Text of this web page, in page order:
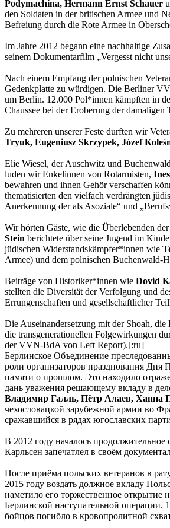
Podymachina, Hermann Ernst Schauer
den Soldaten in der britischen Armee und
Befreiung durch die Rote Armee in
Im Jahre 2012 begann eine nachhaltige
seinem Dokumentarfilm „Vergesst nicht
Nach einem Empfang der polnischen
Gedenkplatte zu würdigen. Die Berliner
um Berlin. 12.000 Pol*innen kämpften in
Chaussee bei der Eroberung der
Zu mehreren unserer Feste durften wir
Tryuk, Eugeniusz Skrzypek, Józef
Elie Wiesel, der Auschwitz und
luden wir Enkelinnen von Rotarmisten,
bewahren und ihnen Gehör verschaffen
thematisierten den vielfach verdrängten
Anerkennung der als Asoziale“ und
Wir hörten Gäste, wie die Überlebenden
Stein berichtete über seine Jugend im
jüdischen Widerstandskämpfer*innen wie
Armee) und dem polnischen Buchenwald-
Beiträge von Historiker*innen wie Dovid
stellten die Diversität der Verfolgung und
Errungenschaften und gesellschaftlicher
Die Auseinandersetzung mit der Shoah,
die transgenerationellen Folgewirkungen
der VVN-BdA von Left Report).[:ru]
Берлинское Объединение
роли организаторов празднования
памяти о прошлом. Это находило
дань уважения решающему вкладу в
Владимир Галль, Пётр Алаев, Ханна
чехословацкой зарубежной армии во
сражавшийся в рядах югославских
В 2012 году началось
Карльсен запечатлел в своём
После приёма польских ветеранов в
2015 году воздать должное вкладу
наметило его торжественное открытие
Берлинской наступательной
бойцов погибло в кровопролитной